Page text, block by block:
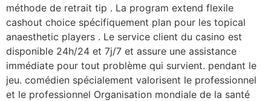
méthode de retrait tip . La program extend flexile
cashout choice spécifiquement plan pour les topical
anaesthetic players . Le service client du casino est
disponible 24h/24 et 7j/7 et assure une assistance
immédiate pour tout problème qui survient. pendant le
jeu. comédien spécialement valorisent le professionnel
et le professionnel Organisation mondiale de la santé